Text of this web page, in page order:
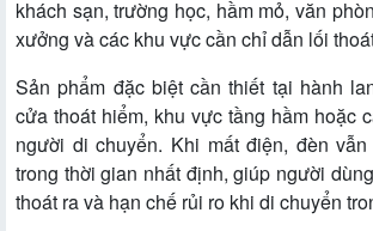
khách sạn, trường học, hầm mỏ, văn
xưởng và các khu vực cần chỉ dẫn lối
Sản phẩm đặc biệt cần thiết tại hành
cửa thoát hiểm, khu vực tầng hầm hoặc
người di chuyển. Khi mất điện, đèn
trong thời gian nhất định, giúp người
thoát ra và hạn chế rủi ro khi di chuyển